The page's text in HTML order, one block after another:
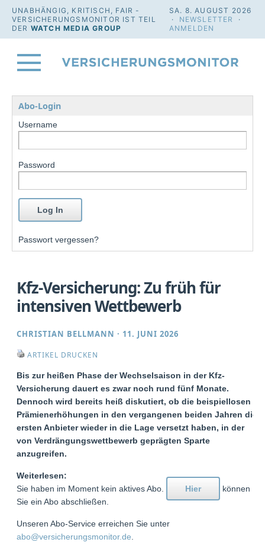
UNABHÄNGIG, KRITISCH, FAIR -
VERSICHERUNGSMONITOR IST TEIL
DER WATCH MEDIA GROUP
SA. 8. AUGUST 2026
· NEWSLETTER
·
ANMELDEN
Abo-Login
Username
Password
Passwort vergessen?
Kfz-Versicherung: Zu früh für
intensiven Wettbewerb
CHRISTIAN BELLMANN · 11. JUNI 2026
ARTIKEL DRUCKEN
Bis zur heißen Phase der Wechselsaison in der Kfz-
Versicherung dauert es zwar noch rund fünf Monate.
Dennoch wird bereits heiß diskutiert, ob die beispiellosen
Prämienerhöhungen in den vergangenen beiden Jahren die
ersten Anbieter wieder in die Lage versetzt haben, in der
von Verdrängungswettbewerb geprägten Sparte
anzugreifen.
Weiterlesen:
Sie haben im Moment kein aktives Abo.
Hier
können
Sie ein Abo abschließen.
Unseren Abo-Service erreichen Sie unter
abo@versicherungsmonitor.de